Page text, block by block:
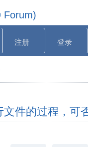
Forum)
注册 登录
件的过程，可